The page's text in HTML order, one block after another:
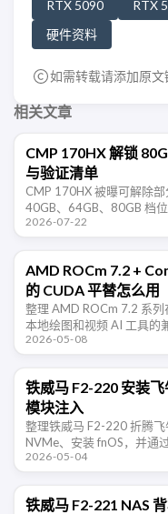
RTX 5090 RTX
硬件资料
如需转载请添加原文
相关文章
CMP 170HX 解锁
与验证清单
CMP 170HX 被曝可解除
40GB、64GB、80GB 档
界、购买风险和验收清单。
2026-07-22
AMD ROCm 7.2 +
的 CUDA 平替怎么用
整理 AMD ROCm 7.2 系列
本地绘图和视频 AI 工具的
CUDA 平替路线的取 …
2026-05-08
铁威马 F2-220 安装
模块注入
整理铁威马 F2-220 折腾飞
NVMe、安装 fnOS，并通
的 BIOS。
2026-05-04
铁威马 F2-221 NAS